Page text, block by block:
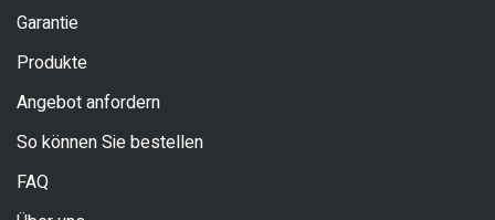
Garantie
Produkte
Angebot anfordern
So können Sie bestellen
FAQ